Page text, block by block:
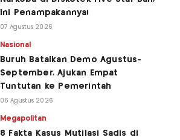
Ini Penampakannya!
07 Agustus 2026
Nasional
Buruh Batalkan Demo Agustus-
September, Ajukan Empat
Tuntutan ke Pemerintah
06 Agustus 2026
Megapolitan
8 Fakta Kasus Mutilasi Sadis di